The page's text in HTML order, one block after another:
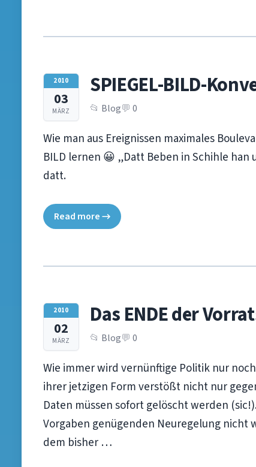
2010
03
MÄRZ
SPIEGEL-BILD-
Blog 0
Wie man aus Ereignissen maximales
BILD lernen 😀 „Datt Beben in Schihle han
datt.
Read more →
2010
02
MÄRZ
Das ENDE der
Blog 0
Wie immer wird vernünftige Politik nur
ihrer jetzigen Form verstößt nicht nur
Daten müssen sofort gelöscht werden
Vorgaben genügenden Neuregelung
dem bisher …